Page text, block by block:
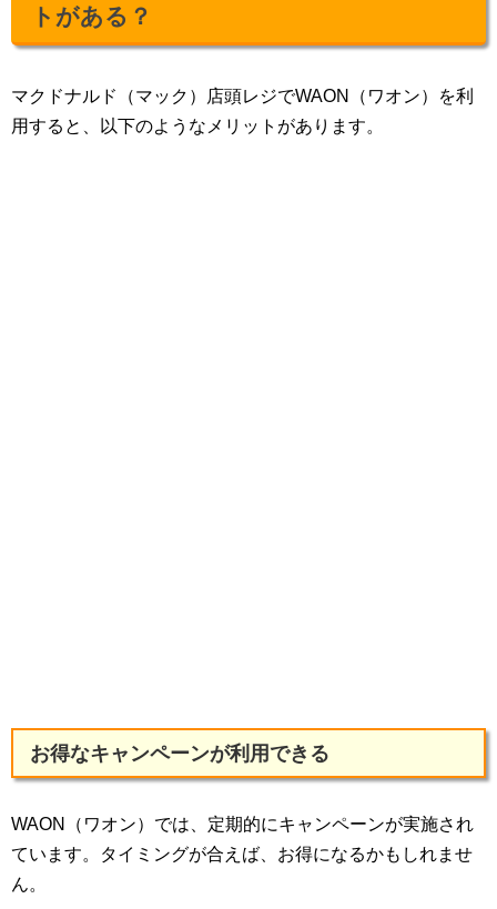
トがある？
マクドナルド（マック）店頭レジでWAON（ワオン）を利
用すると、以下のようなメリットがあります。
お得なキャンペーンが利用できる
WAON（ワオン）では、定期的にキャンペーンが実施され
ています。タイミングが合えば、お得になるかもしれませ
ん。